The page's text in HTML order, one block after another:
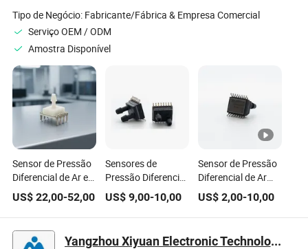
Tipo de Negócio: Fabricante/Fábrica & Empresa Comercial
Serviço OEM / ODM
Amostra Disponível
Sensor de Pressão
Diferencial de Ar em
Placa Cerâmica de
Alta Precisão para
Medidas Precisos
US$22,00-52,00
Sensores de
Pressão Diferencial
de Silício
Piezorresistivos de
Fábrica da China
US$ 9,00-10,00
Sensor de Pressão
Diferencial de Ar
Original Avançado
Durável de Alta
Eficiência
US$ 2,00-10,00
Yangzhou Xiyuan Electronic Technology Co., Ltd